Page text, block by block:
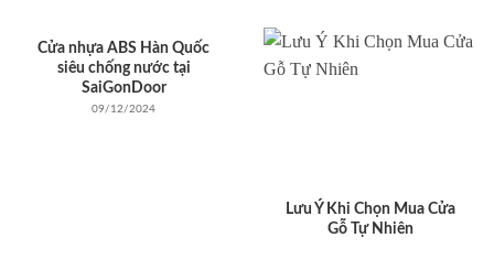
Cửa nhựa ABS Hàn Quốc
siêu chống nước tại
SaiGonDoor
09/12/2024
Lưu Ý Khi Chọn Mua Cửa
Gỗ Tự Nhiên